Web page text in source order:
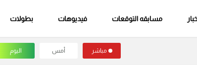
مسابقه التوقعات فيديوهات بطولات
مباشر أمس اليوم